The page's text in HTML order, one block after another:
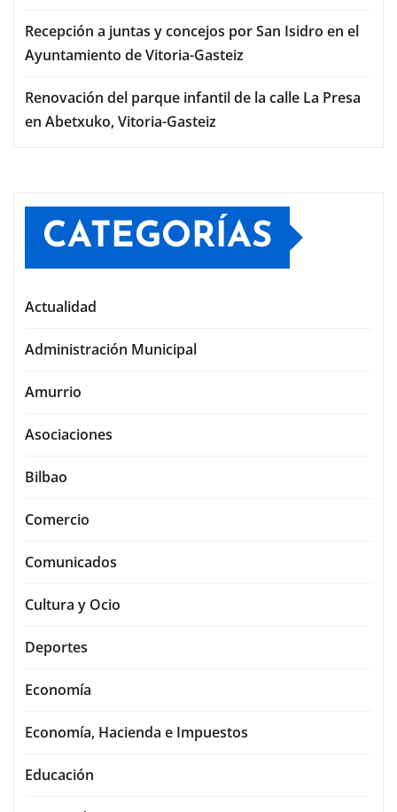
Recepción a juntas y concejos por San Isidro en el
Ayuntamiento de Vitoria-Gasteiz
Renovación del parque infantil de la calle La Presa
en Abetxuko, Vitoria-Gasteiz
CATEGORÍAS
Actualidad
Administración Municipal
Amurrio
Asociaciones
Bilbao
Comercio
Comunicados
Cultura y Ocio
Deportes
Economía
Economía, Hacienda e Impuestos
Educación